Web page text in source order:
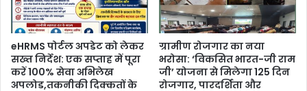
eHRMS पोर्टल अपडेट को लेकर
सख्त निर्देश: एक सप्ताह में पूरा
करें 100% सेवा अभिलेख
अपलोड,तकनीकी दिक्कतों के
ग्रामीण रोजगार का नया
भरोसा: ‘विकसित भारत-जी राम
जी’ योजना से मिलेगा 125 दिन
रोजगार, पारदर्शिता और